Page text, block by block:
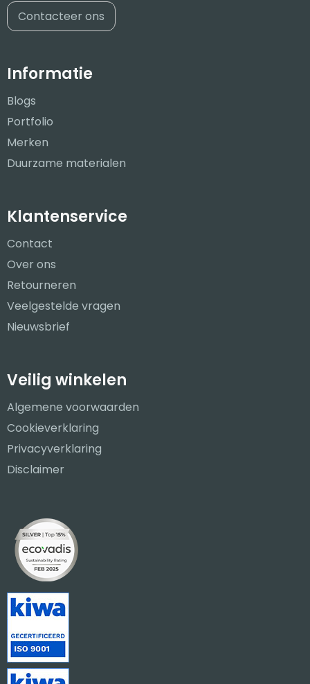
Contacteer ons
Informatie
Blogs
Portfolio
Merken
Duurzame materialen
Klantenservice
Contact
Over ons
Retourneren
Veelgestelde vragen
Nieuwsbrief
Veilig winkelen
Algemene voorwaarden
Cookieverklaring
Privacyverklaring
Disclaimer